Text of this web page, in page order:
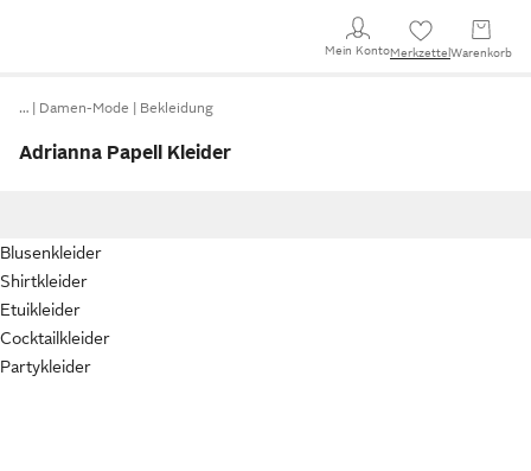
Mein KontoMerkzettel Warenkorb
… Damen-Mode Bekleidung
Adrianna Papell Kleider
Blusenkleider
Shirtkleider
Etuikleider
Cocktailkleider
Partykleider